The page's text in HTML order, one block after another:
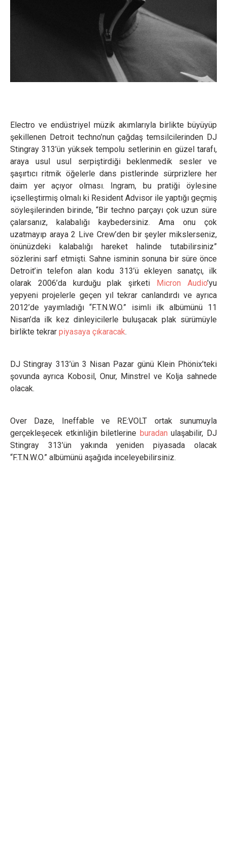
Electro ve endüstriyel müzik akımlarıyla birlikte büyüyüp
şekillenen Detroit techno’nun çağdaş temsilcilerinden DJ
Stingray 313’ün yüksek tempolu setlerinin en güzel tarafı,
araya usul usul serpiştirdiği beklenmedik sesler ve
şaşırtıcı ritmik öğelerle dans pistlerinde sürprizlere her
daim yer açıyor olması. Ingram, bu pratiği öylesine
içselleştirmiş olmalı ki Resident Advisor ile yaptığı geçmiş
söyleşilerinden birinde, “Bir techno parçayı çok uzun süre
çalarsanız, kalabalığı kaybedersiniz. Ama onu çok
uzatmayıp araya 2 Live Crew’den bir şeyler mikslerseniz,
önünüzdeki kalabalığı hareket halinde tutabilirsiniz”
sözlerini sarf etmişti. Sahne isminin sonuna bir süre önce
Detroit’in telefon alan kodu 313’ü ekleyen sanatçı, ilk
olarak 2006’da kurduğu plak şirketi
Micron Audio’yu
yepyeni projelerle geçen yıl tekrar canlandırdı ve ayrıca
2012’de yayımladığı “F.T.N.W.O.” isimli ilk albümünü 11
Nisan’da ilk kez dinleyicilerle buluşacak plak sürümüyle
birlikte tekrar piyasaya çıkaracak.
DJ Stingray 313’ün 3 Nisan Pazar günü Klein Phönix’teki
şovunda ayrıca Kobosil, Onur, Minstrel ve Kolja sahnede
olacak.
Over Daze, Ineffable ve RE:VOLT ortak sunumuyla
gerçekleşecek etkinliğin biletlerine buradan ulaşabilir, DJ
Stingray 313’ün yakında yeniden piyasada olacak
“F.T.N.W.O.” albümünü aşağıda inceleyebilirsiniz.